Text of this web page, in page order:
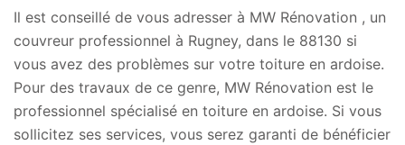
Il est conseillé de vous adresser à MW Rénovation , un
couvreur professionnel à Rugney, dans le 88130 si
vous avez des problèmes sur votre toiture en ardoise.
Pour des travaux de ce genre, MW Rénovation est le
professionnel spécialisé en toiture en ardoise. Si vous
sollicitez ses services, vous serez garanti de bénéficier